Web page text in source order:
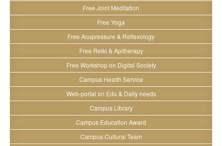
Free Joint Meditation
Free Yoga
Free Acupressure & Reflexology
Free Reiki & Apitherapy
Free Workshop on Digital Society
Campus Health Service
Web-portal on Edu & Daily needs
Campus Library
Campus Education Award
Campus Cultural Team